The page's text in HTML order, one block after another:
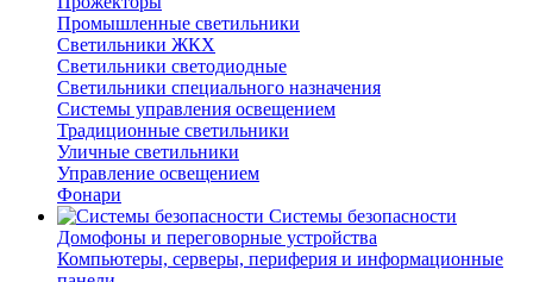
Промышленные светильники
Светильники ЖКХ
Светильники светодиодные
Светильники специального назначения
Системы управления освещением
Традиционные светильники
Уличные светильники
Управление освещением
Фонари
Системы безопасности
Домофоны и переговорные устройства
Компьютеры, серверы, периферия и информационные